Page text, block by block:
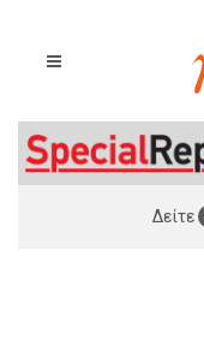
Δείτε